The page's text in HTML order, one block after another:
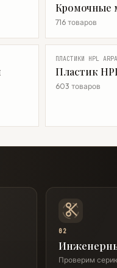
Кромочные
716 товаров
ПЛАСТИКИ HPL ARPA
Пластик
603 товаров
02
Проверим